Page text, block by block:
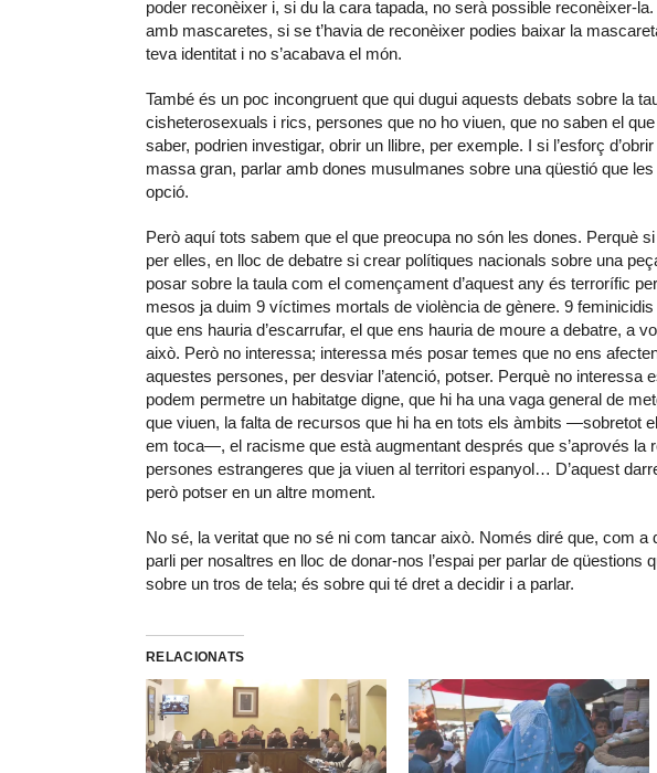
poder reconèixer i, si du la cara tapada, no serà possible reconèixer-
amb mascaretes, si se t’havia de reconèixer podies baixar la
teva identitat i no s’acabava el món.
També és un poc incongruent que qui dugui aquests debats sobre la
cisheterosexuals i rics, persones que no ho viuen, que no saben el
saber, podrien investigar, obrir un llibre, per exemple. I si l’esforç
massa gran, parlar amb dones musulmanes sobre una qüestió que
opció.
Però aquí tots sabem que el que preocupa no són les dones. Perquè
per elles, en lloc de debatre si crear polítiques nacionals sobre una
posar sobre la taula com el començament d’aquest any és terrorífic
mesos ja duim 9 víctimes mortals de violència de gènere. 9
que ens hauria d’escarrufar, el que ens hauria de moure a debatre, a
això. Però no interessa; interessa més posar temes que no ens
aquestes persones, per desviar l’atenció, potser. Perquè no interessa
podem permetre un habitatge digne, que hi ha una vaga general de
que viuen, la falta de recursos que hi ha en tots els àmbits —sobretot
em toca—, el racisme que està augmentant després que s’aprovés la
persones estrangeres que ja viuen al territori espanyol… D’aquest
però potser en un altre moment.
No sé, la veritat que no sé ni com tancar això. Només diré que, com
parli per nosaltres en lloc de donar-nos l’espai per parlar de qüestions
sobre un tros de tela; és sobre qui té dret a decidir i a parlar.
RELACIONATS